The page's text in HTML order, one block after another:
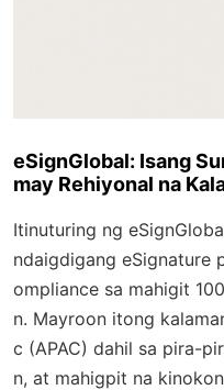
eSignGlobal: Isang
may Rehiyonal na
Itinuturing ng
ndaigdigang eSignature
ompliance sa mahigit
n. Mayroon itong
c (APAC) dahil sa pira-
n, at mahigpit na